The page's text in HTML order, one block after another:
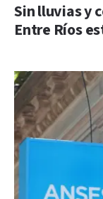
Sin lluvias y
Entre Ríos